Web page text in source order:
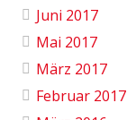
Juni 2017
Mai 2017
März 2017
Februar 2017